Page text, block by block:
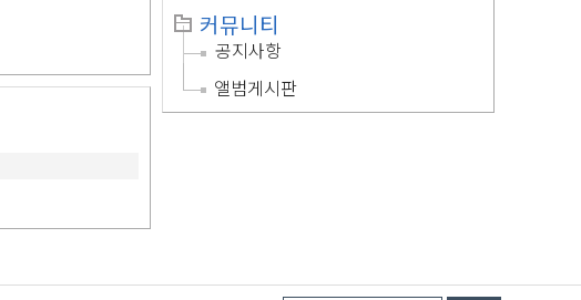
커뮤니티
공지사항
앨범게시판